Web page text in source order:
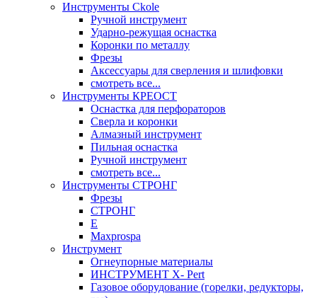
Инструменты Ckole
Ручной инструмент
Ударно‑режущая оснастка
Коронки по металлу
Фрезы
Аксессуары для сверления и шлифовки
смотреть все...
Инструменты КРЕОСТ
Оснастка для перфораторов
Сверла и коронки
Алмазный инструмент
Пильная оснастка
Ручной инструмент
смотреть все...
Инструменты СТРОНГ
Фрезы
СТРОНГ
Е
Maxprospa
Инструмент
Огнеупорные материалы
ИНСТРУМЕНТ X- Pert
Газовое оборудование (горелки, редукторы,